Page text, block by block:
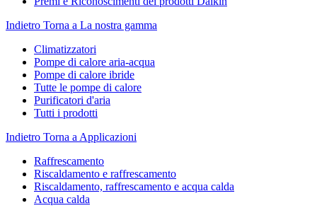
Indietro Torna a La nostra gamma
Climatizzatori
Pompe di calore aria-acqua
Pompe di calore ibride
Tutte le pompe di calore
Purificatori d'aria
Tutti i prodotti
Indietro Torna a Applicazioni
Raffrescamento
Riscaldamento e raffrescamento
Riscaldamento, raffrescamento e acqua calda
Acqua calda